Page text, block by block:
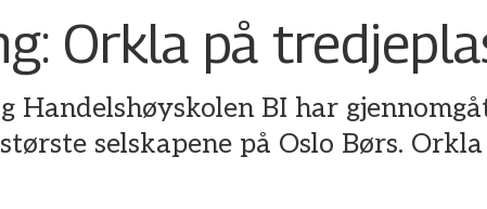
Orkla på
Handelshøyskolen BI har
selskapene på Oslo Børs.